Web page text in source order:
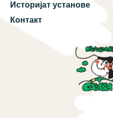
Историјат установе
Контакт